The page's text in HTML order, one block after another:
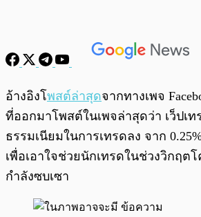
พร้อมเล่น
อ้างอิงโพสต์ล่าสุดจากทางเพจ
ที่ออกมาโพสต์ในเพจล่าสุดว่า เว็ปเ
ธรรมเนียมในการเทรดลง จาก
เพื่อเอาใจช่วยนักเทรดในช่วงวิกฤต
กำลังซบเซา